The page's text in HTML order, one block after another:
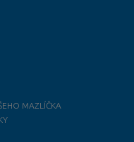
MAZLÍČKA